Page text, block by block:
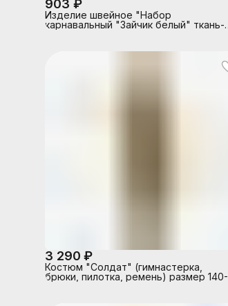
903 ₽
Изделие швейное "Набор
карнавальный "Зайчик белый" ткань-
3 290 ₽
Костюм "Солдат" (гимнастерка,
брюки, пилотка, ремень) размер 140-